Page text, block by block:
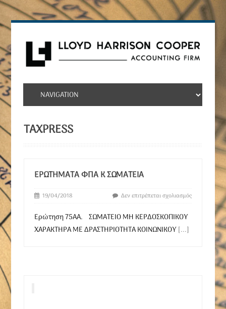
TAXPRESS
ΕΡΩΤΉΜΑΤΑ ΦΠΑ Κ ΣΩΜΑΤΕΙΑ
19/04/2018 Δεν επιτρέπεται σχολιασμός
Ερώτηση 75AA. ΣΩΜΑΤΕΙΟ ΜΗ ΚΕΡΔΟΣΚΟΠΙΚΟΥ
ΧΑΡΑΚΤΗΡΑ ΜΕ ΔΡΑΣΤΗΡΙΟΤΗΤΑ ΚΟΙΝΩΝΙΚΟΥ[...]